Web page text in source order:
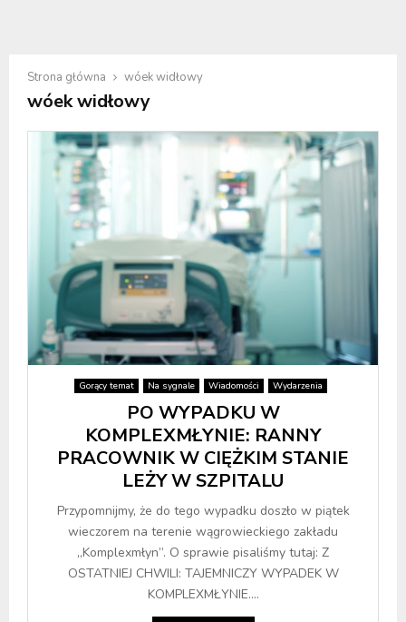
Strona główna wóek widłowy
wóek widłowy
Gorący temat Na sygnale Wiadomości Wydarzenia
PO WYPADKU W
KOMPLEXMŁYNIE: RANNY
PRACOWNIK W CIĘŻKIM STANIE
LEŻY W SZPITALU
Przypomnijmy, że do tego wypadku doszło w piątek
wieczorem na terenie wągrowieckiego zakładu
„Komplexmłyn”. O sprawie pisaliśmy tutaj: Z
OSTATNIEJ CHWILI: TAJEMNICZY WYPADEK W
KOMPLEXMŁYNIE....